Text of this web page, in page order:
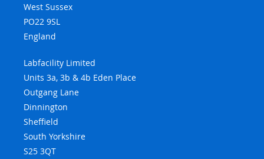
West Sussex
PO22 9SL
England
Labfacility Limited
Units 3a, 3b & 4b Eden Place
Outgang Lane
Dinnington
Sheffield
South Yorkshire
S25 3QT